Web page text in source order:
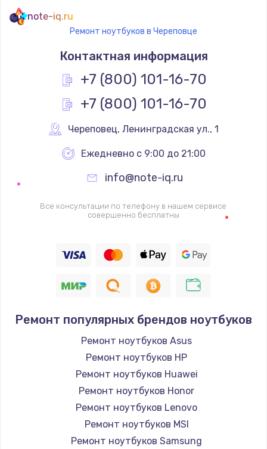
note-iq.ru
Ремонт ноутбуков в Череповце
Контактная информация
+7 (800) 101-16-70
+7 (800) 101-16-70
Череповец, Ленинградская ул., 1
Ежедневно с 9:00 до 21:00
info@note-iq.ru
Все консультации по телефону в нашем сервисе
совершенно бесплатны
Ремонт популярных брендов ноутбуков
Ремонт ноутбуков Asus
Ремонт ноутбуков HP
Ремонт ноутбуков Huawei
Ремонт ноутбуков Honor
Ремонт ноутбуков Lenovo
Ремонт ноутбуков MSI
Ремонт ноутбуков Samsung